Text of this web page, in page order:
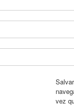
vez